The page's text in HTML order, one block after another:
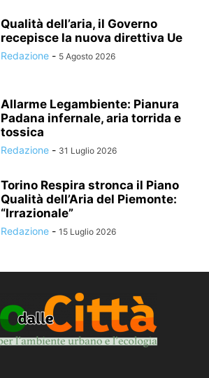
Qualità dell’aria, il Governo
recepisce la nuova direttiva Ue
Redazione - 5 Agosto 2026
Allarme Legambiente: Pianura
Padana infernale, aria torrida e
tossica
Redazione - 31 Luglio 2026
Torino Respira stronca il Piano
Qualità dell’Aria del Piemonte:
“Irrazionale”
Redazione - 15 Luglio 2026